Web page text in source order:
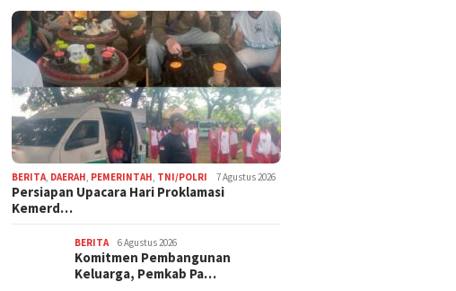
BERITA, DAERAH, PEMERINTAH, TNI/POLRI 7 Agustus 2026
Persiapan Upacara Hari Proklamasi
Kemerd…
BERITA 6 Agustus 2026
Komitmen Pembangunan
Keluarga, Pemkab Pa…